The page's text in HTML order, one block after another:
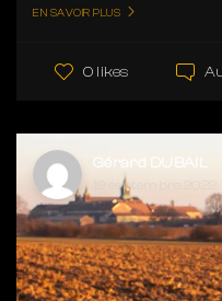
EN SAVOIR PLUS
0 likes
Gérard DUBAIL
19 septembre 2022